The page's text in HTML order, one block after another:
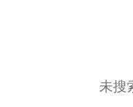
未搜